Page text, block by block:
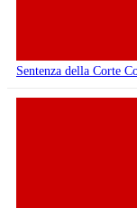
Sentenza della Corte